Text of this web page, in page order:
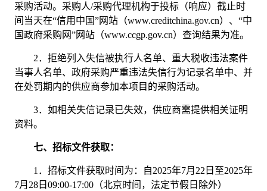
采购活动。采购人/采购代理机构于投标（响应）截止时
间当天在“信用中国”网站（www.creditchina.gov.cn）、“中
国政府采购网”网站（www.ccgp.gov.cn）查询结果为准。
2． 拒绝列入失信被执行人名单、重大税收违法案件
当事人名单、政府采购严重违法失信行为记录名单中、并
在处罚期内的供应商参加本项目的采购活动。
3． 如相关失信记录已失效，供应商需提供相关证明
资料。
七、招标文件获取：
1． 招标文件获取时间为：自2025年7月 22 日至2025年
7月 28日 09:00-17:00（北京时间，法定节假日除外）